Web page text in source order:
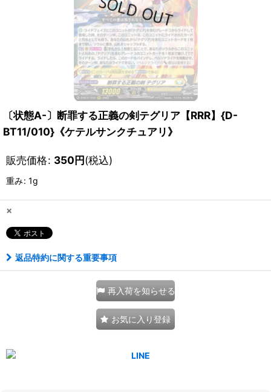
〔状態A-〕断罪する正義の剣テグリア【RRR】{D-
BT11/010}《ケテルサンクチュアリ》
販売価格: 350円(税込)
重み: 1g
×
返品特約に関する重要事項
再入荷を知らせる
お気に入り登録